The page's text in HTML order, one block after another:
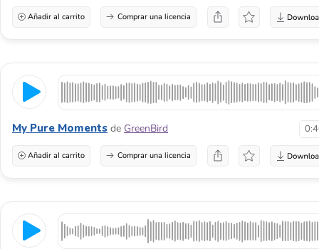
Añadir al carrito Comprar una licencia
My Pure Moments de GreenBird
Añadir al carrito Comprar una licencia